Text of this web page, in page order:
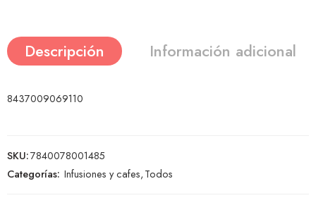
Descripción Información adicional
8437009069110
SKU:7840078001485
Categorías: Infusiones y cafes,Todos